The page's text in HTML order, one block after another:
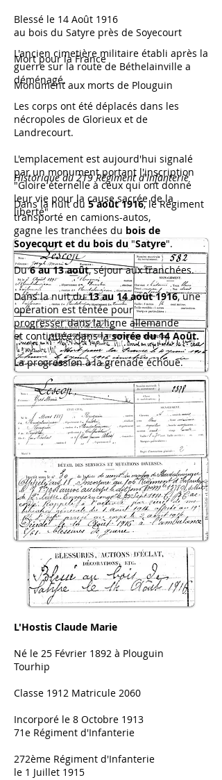
L'ancien cimetière militaire établi après la
guerre sur la route de Béthelainville a
déménagé.
Les corps ont été déplacés dans les
nécropoles de Glorieux et de
Landrecourt.
L'emplacement est aujourd'hui signalé
par un monument portant l'inscription
"Gloire éternelle à ceux qui ont donné
leur vie pour la cause sacrée de la
liberté"
Blessé le 14 Août 1916
au bois du Satyre près de Soyecourt
Mort pour la France
Monument aux morts de Plouguin
Historique du 219 Régiment d'Infanterie
Dans la nuit du5 août 1916, le Régiment
transporté en camions-autos,
gagne les tranchées du bois de
Soyecourt et du bois du"Satyre".
Du6 au 13 août, séjour aux tranchées.
Dans la nuit du13 au 14 août 1916, une
opération est tentée pour
progresser dans la ligne allemande
et continuée dans lasoirée du 14 Août.
La progression à la grenade échoue.
L'Hostis Claude Marie
Né le 25 Février 1892 à Plouguin
Tourhip
Classe 1912 Matricule 2060
Incorporé le 8 Octobre 1913
71e Régiment d'Infanterie
272ème Régiment d'Infanterie
le 1 Juillet 1915